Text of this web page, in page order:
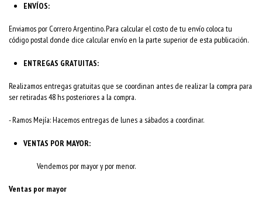
ENVÍOS:
Enviamos por Correro Argentino. Para calcular el costo de tu envío coloca tu
código postal donde dice calcular envío en la parte superior de esta publicación.
ENTREGAS GRATUITAS:
Realizamos entregas gratuitas que se coordinan antes de realizar la compra para
ser retiradas 48 hs posteriores a la compra.
- Ramos Mejía: Hacemos entregas de lunes a sábados a coordinar.
VENTAS POR MAYOR:
Vendemos por mayor y por menor.
Ventas por mayor